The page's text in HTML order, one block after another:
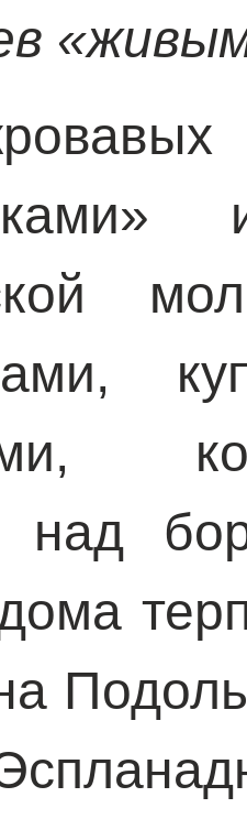
над